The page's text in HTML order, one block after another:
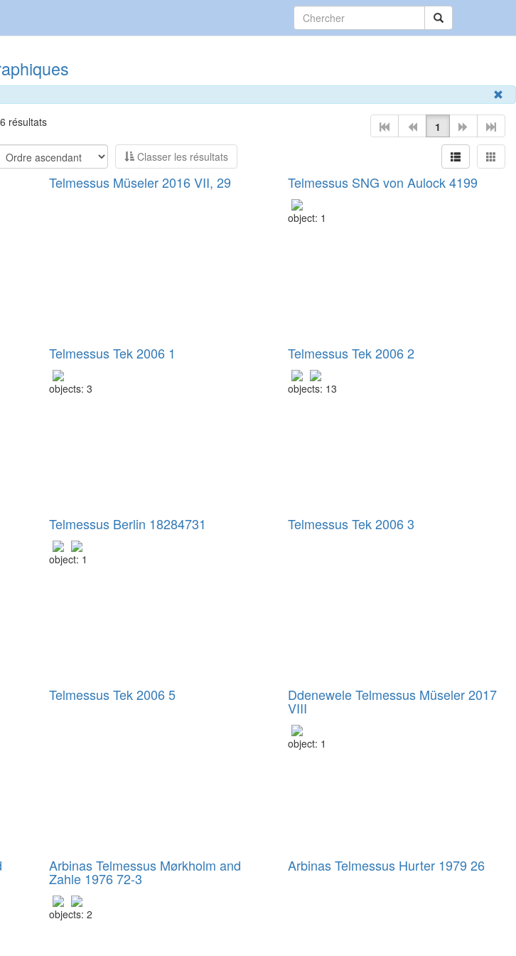
résultats
1
Classer les résultats
Telmessus Müseler 2016 VII, 29 Telmessus SNG von Aulock 4199
object: 1
Telmessus Tek 2006 1
objects: 3
Telmessus Tek 2006 2
objects: 13
Telmessus Berlin 18284731
object: 1
Telmessus Tek 2006 3
Telmessus Tek 2006 5 Ddenewele Telmessus Müseler 2017
VIII
object: 1
Arbinas Telmessus Mørkholm and
Zahle 1976 72-3
objects: 2
Arbinas Telmessus Hurter 1979 26